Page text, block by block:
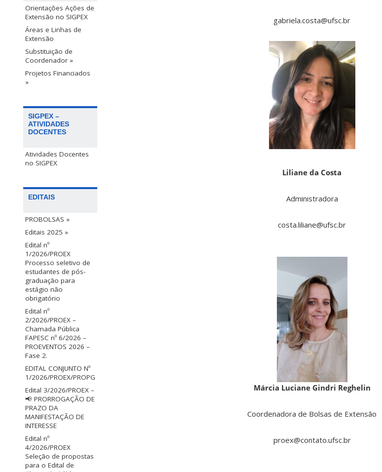
Orientações Ações de
Extensão no SIGPEX
Áreas e Linhas de
Extensão
Substituição de
Coordenador »
Projetos Financiados
»
SIGPEX –
ATIVIDADES
DOCENTES
Atividades Docentes
no SIGPEX
EDITAIS
PROBOLSAS »
Editais 2025 »
Edital nº
1/2026/PROEX
Processo seletivo de
estudantes de pós-
graduação para
estágio não
obrigatório
Edital nº
2/2026/PROEX –
Chamada Pública
FAPESC nº 6/2026 –
PROEVENTOS 2026 –
Fase 2.
EDITAL CONJUNTO Nº
1/2026/PROEX/PROPG
Edital 3/2026/PROEX –
📢 PRORROGAÇÃO DE
PRAZO DA
MANIFESTAÇÃO DE
INTERESSE
Edital nº
4/2026/PROEX
Seleção de propostas
para o Edital de
gabriela.costa@ufsc.br
Liliane da Costa
Administradora
costa.liliane@ufsc.br
Márcia Luciane Gindri Reghelin
Coordenadora de Bolsas de Extensão
proex@contato.ufsc.br